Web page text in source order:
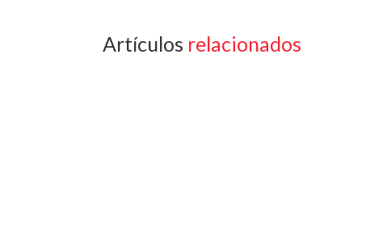
Artículos relacionados